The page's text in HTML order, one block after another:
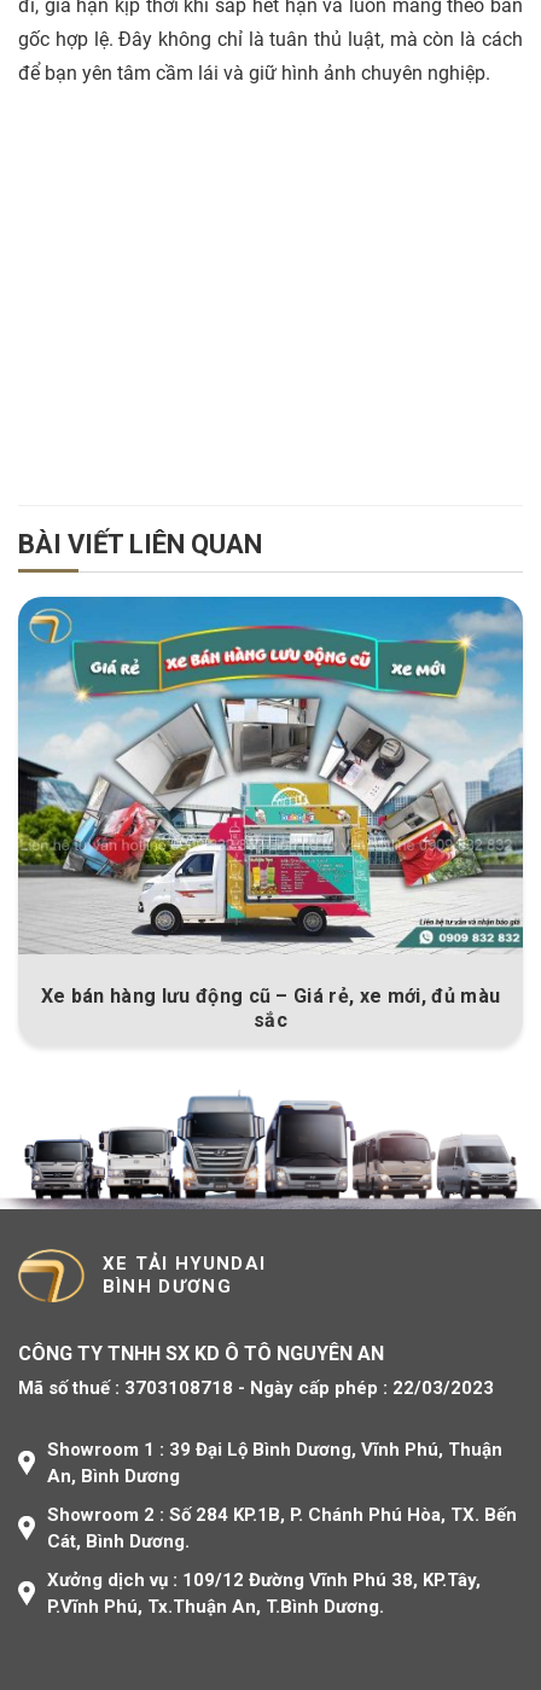
đi, gia hạn kịp thời khi sắp hết hạn và luôn mang theo bản
gốc hợp lệ. Đây không chỉ là tuân thủ luật, mà còn là cách
để bạn yên tâm cầm lái và giữ hình ảnh chuyên nghiệp.
BÀI VIẾT LIÊN QUAN
Tổng hợp các loại thùng xe tải và ứng dụng vào
ngành vận chuyển
XE TẢI HYUNDAI
BÌNH DƯƠNG
CÔNG TY TNHH SX KD Ô TÔ NGUYÊN AN
Mã số thuế : 3703108718 - Ngày cấp phép : 22/03/2023
Showroom 1 : 39 Đại Lộ Bình Dương, Vĩnh Phú, Thuận
An, Bình Dương
Showroom 2 : Số 284 KP.1B, P. Chánh Phú Hòa, TX. Bến
Cát, Bình Dương.
Xưởng dịch vụ : 109/12 Đường Vĩnh Phú 38, KP.Tây,
P.Vĩnh Phú, Tx.Thuận An, T.Bình Dương.